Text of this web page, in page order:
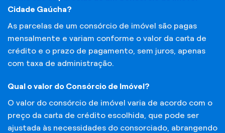
Cidade Gaúcha?
As parcelas de um consórcio de imóvel são pagas
mensalmente e variam conforme o valor da carta de
crédito e o prazo de pagamento, sem juros, apenas
com taxa de administração.
Qual o valor do Consórcio de Imóvel?
O valor do consórcio de imóvel varia de acordo com o
preço da carta de crédito escolhida, que pode ser
ajustada às necessidades do consorciado, abrangendo